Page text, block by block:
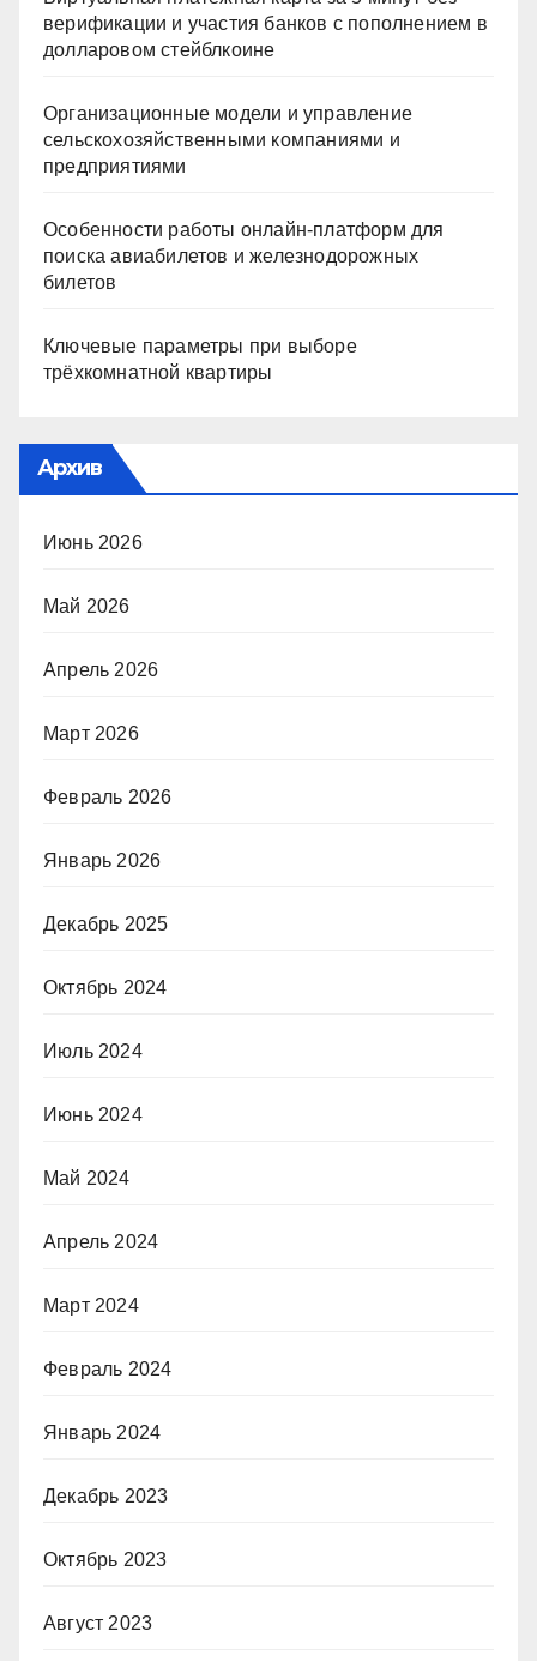
верификации и участия банков с пополнением в
долларовом стейблкоине
Организационные модели и управление
сельскохозяйственными компаниями и
предприятиями
Особенности работы онлайн-платформ для
поиска авиабилетов и железнодорожных
билетов
Ключевые параметры при выборе
трёхкомнатной квартиры
Архив
Июнь 2026
Май 2026
Апрель 2026
Март 2026
Февраль 2026
Январь 2026
Декабрь 2025
Октябрь 2024
Июль 2024
Июнь 2024
Май 2024
Апрель 2024
Март 2024
Февраль 2024
Январь 2024
Декабрь 2023
Октябрь 2023
Август 2023